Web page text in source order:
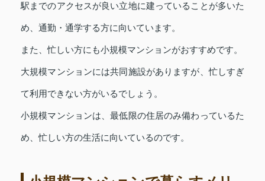
駅までのアクセスが良い立地に建っていることが多いた
め、通勤・通学する方に向いています。
また、忙しい方にも小規模マンションがおすすめです。
大規模マンションには共同施設がありますが、忙しすぎ
て利用できない方がいるでしょう。
小規模マンションは、最低限の住居のみ備わっているた
め、忙しい方の生活に向いているのです。